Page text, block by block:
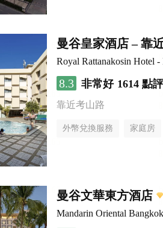
曼谷皇家酒店 – 靠
Royal Rattanakosin Hotel
8.3 非常好 1614 點評
靠近考山路
外幣兌換服務 家庭房
曼谷文華東方酒店
Mandarin Oriental Bangkok